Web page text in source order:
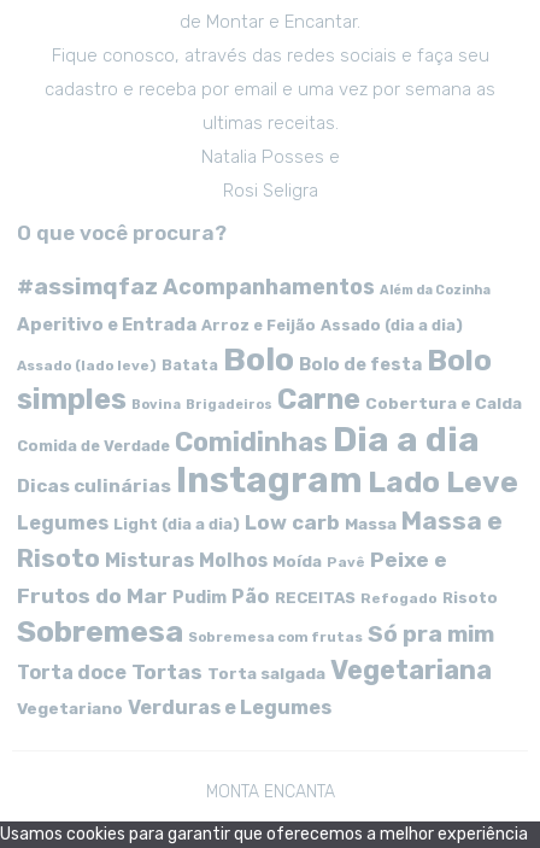
de Montar e Encantar.
Fique conosco, através das redes sociais e faça seu
cadastro e receba por email e uma vez por semana as
ultimas receitas.
Natalia Posses e
Rosi Seligra
O que você procura?
#assimqfaz Acompanhamentos Além da Cozinha
Aperitivo e Entrada Arroz e Feijão Assado (dia a dia)
Assado (lado leve) Batata Bolo Bolo de festa Bolo
simples Bovina Brigadeiros Carne Cobertura e Calda
Comida de Verdade Comidinhas Dia a dia
Dicas culinárias Instagram Lado Leve
Legumes Light (dia a dia) Low carb Massa Massa e
Risoto Misturas Molhos Moída Pavê Peixe e
Frutos do Mar Pudim Pão RECEITAS Refogado Risoto
Sobremesa Sobremesa com frutas Só pra mim
Torta doce Tortas Torta salgada Vegetariana
Vegetariano Verduras e Legumes
MONTA ENCANTA
Usamos cookies para garantir que oferecemos a melhor experiência